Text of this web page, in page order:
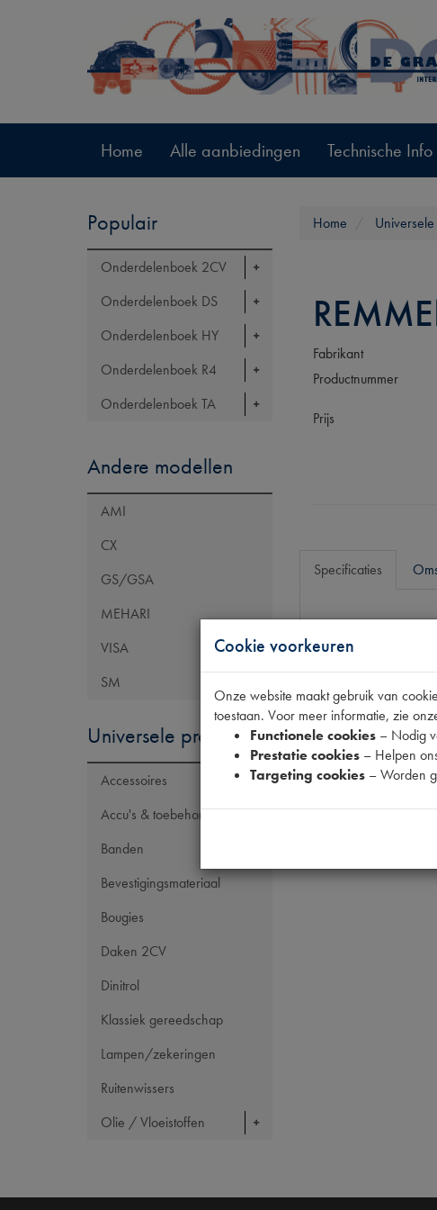
Home Alle aanbiedingen Technische Info
Populair
Onderdelenboek 2CV
Onderdelenboek DS
Onderdelenboek HY
Onderdelenboek R4
Onderdelenboek TA
Andere modellen
AMI
CX
GS/GSA
MEHARI
VISA
SM
Universele producten
Accessoires
Accu's & toebehoren
Banden
Bevestigingsmateriaal
Bougies
Daken 2CV
Dinitrol
Klassiek gereedschap
Lampen/zekeringen
Ruitenwissers
Olie / Vloeistoffen
Home
Fabrikant
Productnummer
Prijs
Specificaties
OE Citroën
Codes
Cookie voorkeuren
Onze website maakt gebruik van
toestaan. Voor meer informatie, zie
Functionele cookies – Nodig
Prestatie cookies – Helpen
Targeting cookies – Worden